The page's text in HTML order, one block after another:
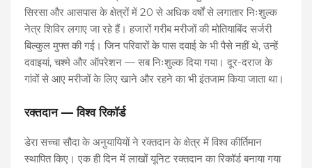
सिरसा और आसपास के क्षेत्रों में 20 से अधिक वर्षों से लगातार निःशुल्क
नेत्र शिविर लगाए जा रहे हैं। हजारों गरीब मरीजों की मोतियाबिंद सर्जरी
बिल्कुल मुफ्त की गई। जिन परिवारों के पास दवाई के भी पैसे नहीं थे, उन्हें
दवाइयां, चश्मे और ऑपरेशन — सब निःशुल्क दिया गया। दूर-दराज के
गांवों से आए मरीजों के लिए खाने और रहने का भी इंतजाम किया जाता था।
रक्तदान — विश्व रिकॉर्ड
डेरा सच्चा सौदा के अनुयायियों ने रक्तदान के क्षेत्र में विश्व कीर्तिमान
स्थापित किए। एक ही दिन में लाखों यूनिट रक्तदान का रिकॉर्ड बनाया गया